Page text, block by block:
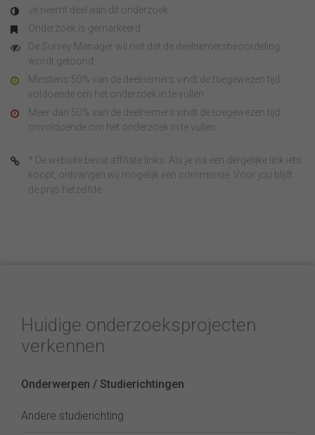
Je neemt deel aan dit onderzoek
Onderzoek is gemarkeerd
De Survey Manager wil niet dat de deelnemersbeoordeling
wordt getoond
Minstens 50% van de deelnemers vindt de toegewezen tijd
voldoende om het onderzoek in te vullen
Meer dan 50% van de deelnemers vindt de toegewezen tijd
onvoldoende om het onderzoek in te vullen
* De website bevat affiliate links. Als je via een dergelijke link iets
koopt, ontvangen wij mogelijk een commissie. Voor jou blijft
de prijs hetzelfde.
Huidige onderzoeksprojecten
verkennen
Onderwerpen / Studierichtingen
Andere studierichting